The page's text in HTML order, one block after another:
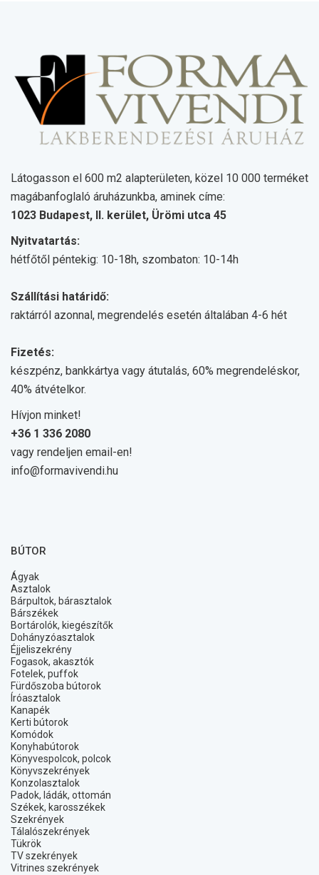
Látogasson el 600 m2 alapterületen, közel 10 000 terméket
magábanfoglaló áruházunkba, aminek címe:
1023 Budapest, II. kerület, Ürömi utca 45
Nyitvatartás:
hétfőtől péntekig: 10-18h, szombaton: 10-14h
Szállítási határidő:
raktárról azonnal, megrendelés esetén általában 4-6 hét
Fizetés:
készpénz, bankkártya vagy átutalás, 60% megrendeléskor,
40% átvételkor.
Hívjon minket!
+36 1 336 2080
vagy rendeljen email-en!
info@formavivendi.hu
BÚTOR
Ágyak
Asztalok
Bárpultok, bárasztalok
Bárszékek
Bortárolók, kiegészítők
Dohányzóasztalok
Éjjeliszekrény
Fogasok, akasztók
Fotelek, puffok
Fürdőszoba bútorok
Íróasztalok
Kanapék
Kerti bútorok
Komódok
Konyhabútorok
Könyvespolcok, polcok
Könyvszekrények
Konzolasztalok
Padok, ládák, ottomán
Székek, karosszékek
Szekrények
Tálalószekrények
Tükrök
TV szekrények
Vitrines szekrények